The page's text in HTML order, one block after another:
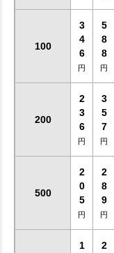
100
3
4
6
円
5
8
8
円
200
2
3
6
円
3
5
7
円
500
2
0
5
円
2
8
9
円
1
2